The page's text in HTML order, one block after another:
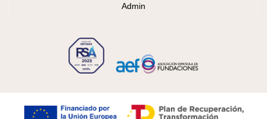
Admin